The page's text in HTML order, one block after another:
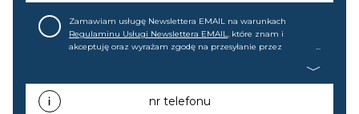
Zamawiam usługę Newslettera EMAIL na warunkach
Regulaminu Usługi Newslettera EMAIL, które znam i
akceptuję oraz wyrażam zgodę na przesyłanie przez
promocjach, wyprzedażach). Wiem, że mogę tę zgodę w
każdej chwili cofnąć.nr telefonu